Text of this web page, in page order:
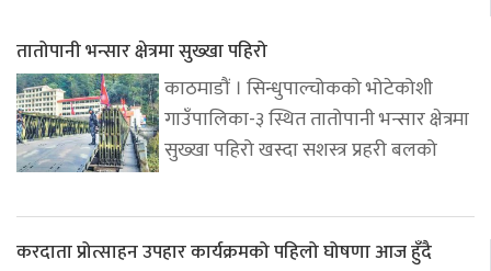
तातोपानी भन्सार क्षेत्रमा सुख्खा पहिरो
काठमाडौं । सिन्धुपाल्चोकको भोटेकोशी
गाउँपालिका-३ स्थित तातोपानी भन्सार क्षेत्रमा
सुख्खा पहिरो खस्दा सशस्त्र प्रहरी बलको
करदाता प्रोत्साहन उपहार कार्यक्रमको पहिलो घोषणा आज हुँदै